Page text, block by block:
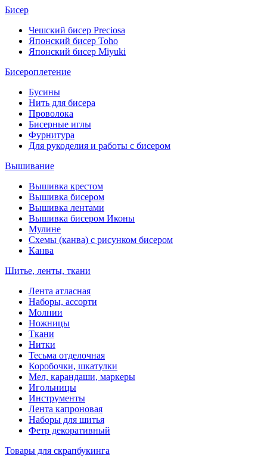
Бисер
Чешский бисер Preciosa
Японский бисер Toho
Японский бисер Miyuki
Бисероплетение
Бусины
Нить для бисера
Проволока
Бисерные иглы
Фурнитура
Для рукоделия и работы с бисером
Вышивание
Вышивка крестом
Вышивка бисером
Вышивка лентами
Вышивка бисером Иконы
Мулине
Схемы (канва) с рисунком бисером
Канва
Шитье, ленты, ткани
Лента атласная
Наборы, ассорти
Молнии
Ножницы
Ткани
Нитки
Тесьма отделочная
Коробочки, шкатулки
Мел, карандаши, маркеры
Игольницы
Инструменты
Лента капроновая
Наборы для шитья
Фетр декоративный
Товары для скрапбукинга